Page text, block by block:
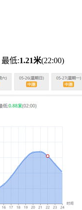
最低:1.21米(22:00)